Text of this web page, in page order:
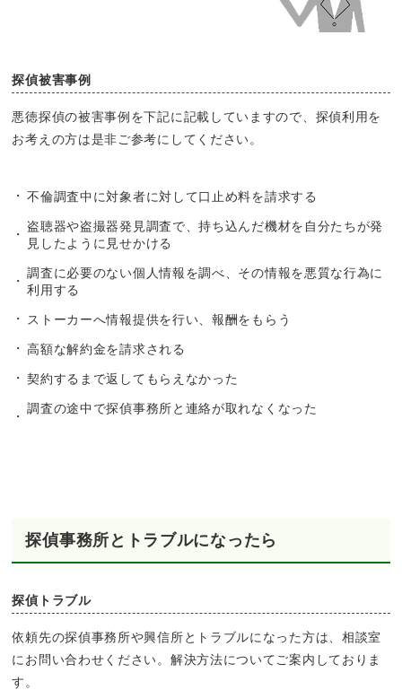
探偵被害事例
悪徳探偵の被害事例を下記に記載していますので、探偵利用を
お考えの方は是非ご参考にしてください。
不倫調査中に対象者に対して口止め料を請求する
盗聴器や盗撮器発見調査で、持ち込んだ機材を自分たちが発
見したように見せかける
調査に必要のない個人情報を調べ、その情報を悪質な行為に
利用する
ストーカーへ情報提供を行い、報酬をもらう
高額な解約金を請求される
契約するまで返してもらえなかった
調査の途中で探偵事務所と連絡が取れなくなった
探偵事務所とトラブルになったら
探偵トラブル
依頼先の探偵事務所や興信所とトラブルになった方は、相談室
にお問い合わせください。解決方法についてご案内しておりま
す。